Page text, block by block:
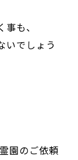
も、
いでしょう
園のご依頼